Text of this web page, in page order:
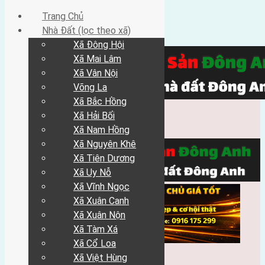
Trang Chủ
Trang Chủ
Nhà Đất (lọc theo xã)
Xã Đông Hội
Xã Mai Lâm
Xã Vân Nội
Võng La
Xã Bắc Hồng
Xã Hải Bối
Xã Nam Hồng
Xã Nguyên Khê
Xã Tiên Dương
Xã Uy Nỗ
Xã Vĩnh Ngọc
Xã Xuân Canh
Xã Xuân Nộn
Xã Tàm Xá
Xã Cổ Loa
Xã Việt Hùng